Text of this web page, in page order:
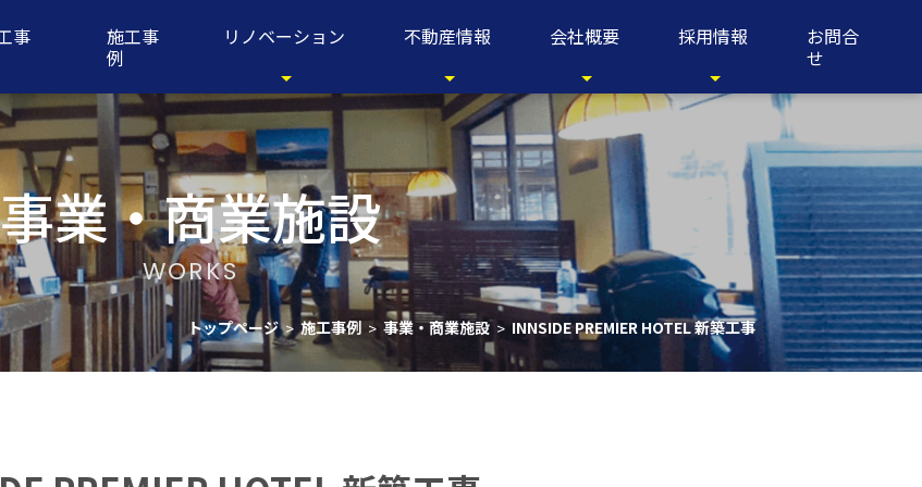
事
施工事
例
リノベーション 不動産情報 会社概要 採用情報
お問合
せ
事業・商業施設
WORKS
トップページ > 施工事例 > 事業・商業施設 > INNSIDE PREMIER HOTEL 新築工事